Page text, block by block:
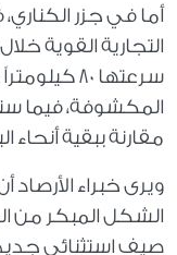
أما في جزر الكناري،
التجارية القوية
سرعتها 80
المكشوفة، فيما
مقارنة ببقية أنحاء
ويرى خبراء الأرصاد
الشكل المبكر من
صيف استثنائي